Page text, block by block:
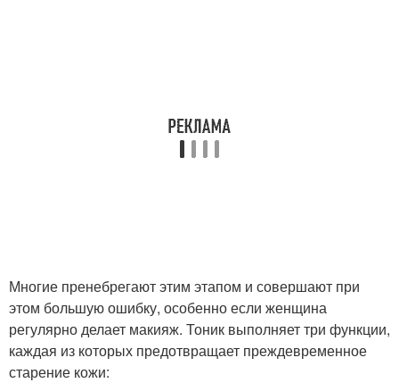
Многие пренебрегают этим этапом и совершают при
этом большую ошибку, особенно если женщина
регулярно делает макияж. Тоник выполняет три функции,
каждая из которых предотвращает преждевременное
старение кожи: